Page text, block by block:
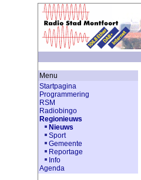
Menu
Startpagina
Programmering
RSM
Radiobingo
Regionieuws
Nieuws
Sport
Gemeente
Reportage
Info
Agenda